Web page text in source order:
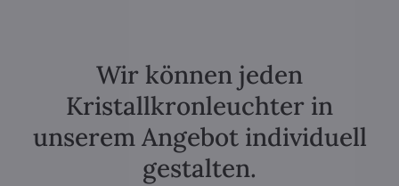
Wir können jeden
Kristallkronleuchter in
unserem Angebot individuell
gestalten.